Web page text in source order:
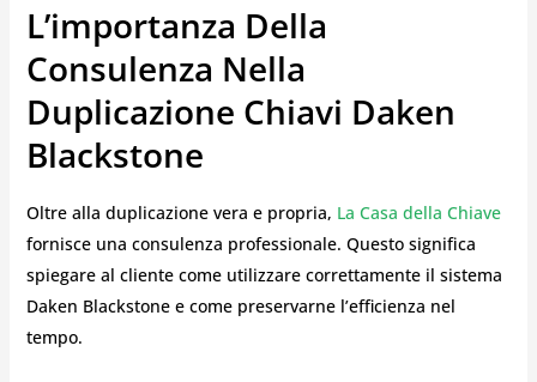
L’importanza Della
Consulenza Nella
Duplicazione Chiavi Daken
Blackstone
Oltre alla duplicazione vera e propria, La Casa della Chiave
fornisce una consulenza professionale. Questo significa
spiegare al cliente come utilizzare correttamente il sistema
Daken Blackstone e come preservarne l’efficienza nel
tempo.